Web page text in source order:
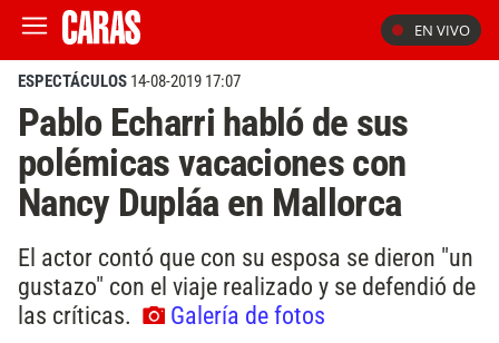
EN VIVO
ESPECTÁCULOS 14-08-2019 17:07
Pablo Echarri habló de sus
polémicas vacaciones con
Nancy Dupláa en Mallorca
El actor contó que con su esposa se dieron "un
gustazo" con el viaje realizado y se defendió de
las críticas.
Galería de fotos